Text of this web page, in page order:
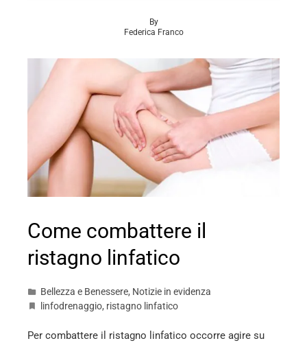
By
Federica Franco
Come combattere il
ristagno linfatico
Bellezza e Benessere, Notizie in evidenza
linfodrenaggio, ristagno linfatico
Per combattere il ristagno linfatico occorre agire su